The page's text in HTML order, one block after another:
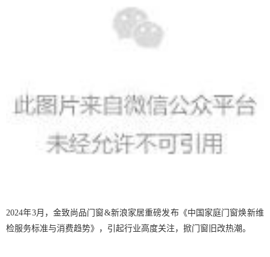
2024年3月，金致尚品门窗&新浪家居重磅发布《中国家庭门窗焕新维
检服务标准与消费趋势》，引起行业高度关注，掀门窗旧改热潮。